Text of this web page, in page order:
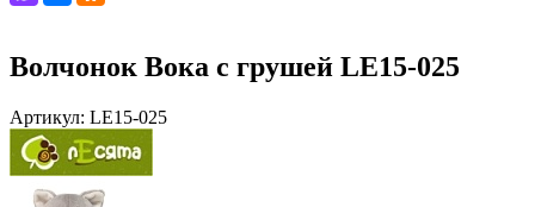
Волчонок Вока с грушей LE15-025
Артикул: LE15-025